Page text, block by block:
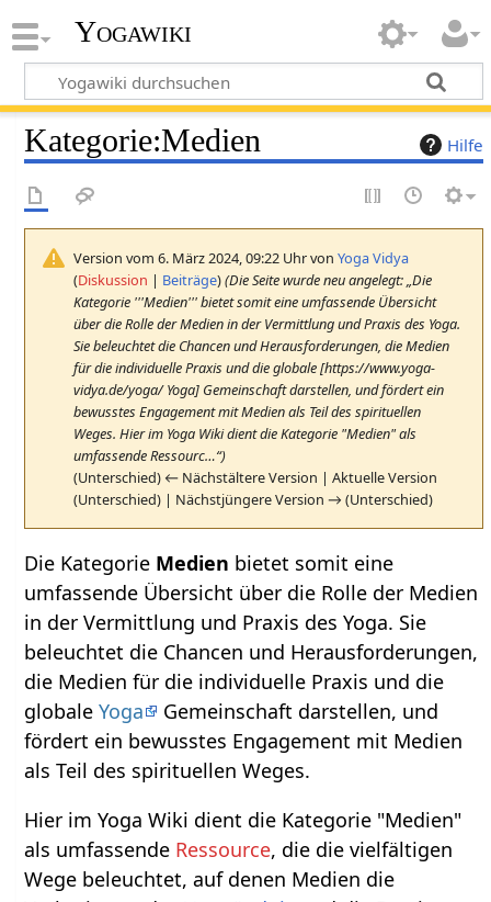
Yogawiki
Hilfe
Kategorie:Medien
Version vom 6. März 2024, 09:22 Uhr vonYoga Vidya
(Diskussion | Beiträge)(Die Seite wurde neu angelegt: „Die
Kategorie '''Medien''' bietet somit eine umfassende Übersicht
über die Rolle der Medien in der Vermittlung und Praxis des Yoga.
Sie beleuchtet die Chancen und Herausforderungen, die Medien
für die individuelle Praxis und die globale [https://www.yoga-
vidya.de/yoga/ Yoga] Gemeinschaft darstellen, und fördert ein
bewusstes Engagement mit Medien als Teil des spirituellen
Weges. Hier im Yoga Wiki dient die Kategorie "Medien" als
umfassende Ressourc…“)
(Unterschied) ← Nächstältere Version | Aktuelle Version
(Unterschied) | Nächstjüngere Version → (Unterschied)
Die Kategorie Medien bietet somit eine
umfassende Übersicht über die Rolle der Medien
in der Vermittlung und Praxis des Yoga. Sie
beleuchtet die Chancen und Herausforderungen,
die Medien für die individuelle Praxis und die
globaleYoga
Gemeinschaft darstellen, und
fördert ein bewusstes Engagement mit Medien
als Teil des spirituellen Weges.
Hier im Yoga Wiki dient die Kategorie "Medien"
als umfassende Ressource, die die vielfältigen
Wege beleuchtet, auf denen Medien die